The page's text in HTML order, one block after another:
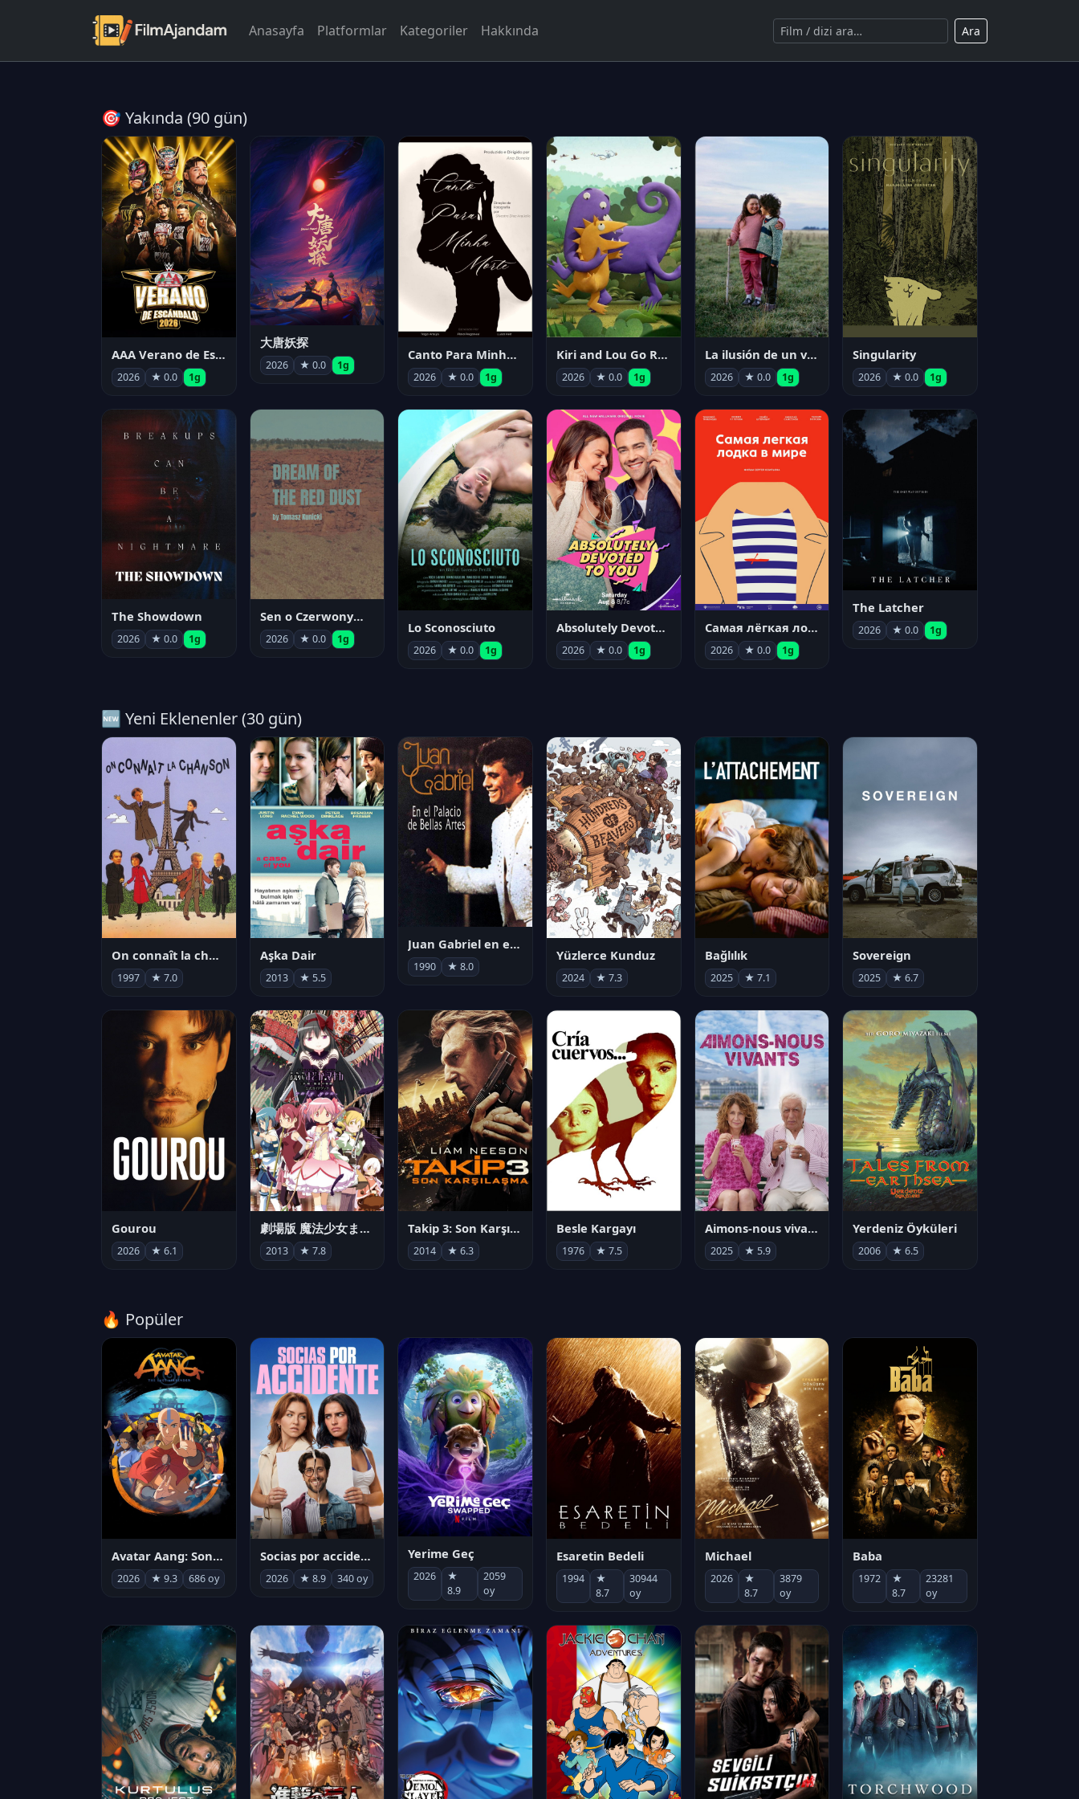
Anasayfa Platformlar Kategoriler Hakkında Ara
🎯 Yakında (90 gün)
AAA Verano de Escándalo 2026 - Week 3
2026 ★ 0.0 1g
大唐妖探
2026 ★ 0.0 1g
Canto Para Minha Morte
2026 ★ 0.0 1g
Kiri and Lou Go Raaa!
2026 ★ 0.0 1g
La ilusión de un verano sin fin
2026 ★ 0.0 1g
Singularity
2026 ★ 0.0 1g
The Showdown
2026 ★ 0.0 1g
Sen o Czerwonym Pyle
2026 ★ 0.0 1g
Lo Sconosciuto
2026 ★ 0.0 1g
Absolutely Devoted to You
2026 ★ 0.0 1g
Самая лёгкая лодка в мире
2026 ★ 0.0 1g
The Latcher
2026 ★ 0.0 1g
🆕 Yeni Eklenenler (30 gün)
On connaît la chanson
1997 ★ 7.0
Aşka Dair
2013 ★ 5.5
Juan Gabriel en el Palacio de Bellas Artes
1990 ★ 8.0
Yüzlerce Kunduz
2024 ★ 7.3
Bağlılık
2025 ★ 7.1
Sovereign
2025 ★ 6.7
Gourou
2026 ★ 6.1
劇場版 魔法少女まどか☆マギカ[新編]叛逆の物語
2013 ★ 7.8
Takip 3: Son Karşılaşma
2014 ★ 6.3
Besle Kargayı
1976 ★ 7.5
Aimons-nous vivants
2025 ★ 5.9
Yerdeniz Öyküleri
2006 ★ 6.5
🔥 Popüler
Avatar Aang: Son Havabükücü
2026 ★ 9.3 686 oy
Socias por accidente
2026 ★ 8.9 340 oy
Yerime Geç
2026
★
8.9
2059
oy
Esaretin Bedeli
1994
★
8.7
30944
oy
Michael
2026
★
8.7
3879
oy
Baba
1972
★
8.7
23281
oy